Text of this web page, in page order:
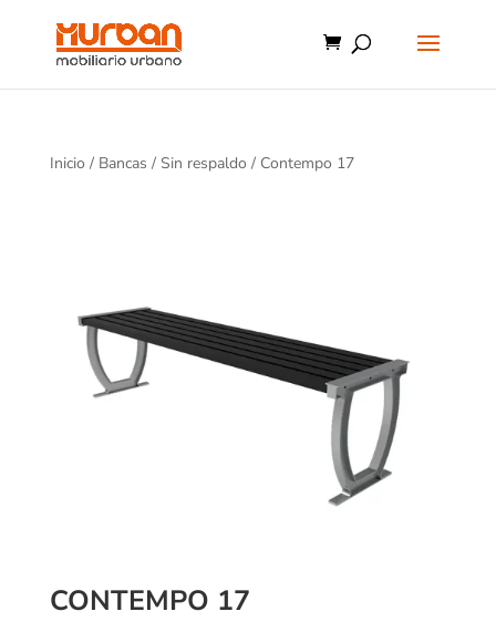
Inicio / Bancas / Sin respaldo / Contempo 17
CONTEMPO 17